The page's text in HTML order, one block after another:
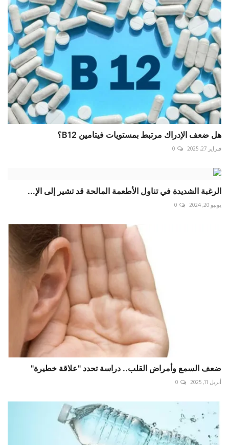
هل ضعف الإدراك مرتبط بمستويات فيتامين B12؟
فبراير 27, 2025 0
الرغبة الشديدة في تناول الأطعمة المالحة قد تشير إلى الإ...
يونيو 20, 2024 0
ضعف السمع وأمراض القلب.. دراسة تحدد "علاقة خطيرة"
أبريل 11, 2025 0